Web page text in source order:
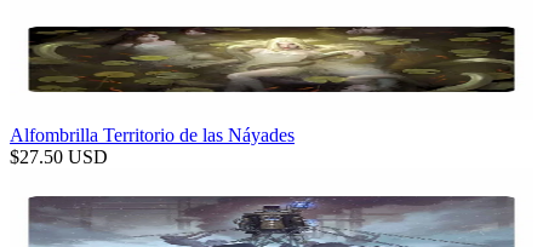
Alfombrilla Territorio de las Náyades
$27.50 USD